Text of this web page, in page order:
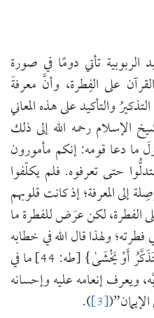
تأتي دومًا في صورة
على الفِطرة، وأنَّ معرفةَ
والتأكيد على هذه المعاني
الإسلام رحمه الله إلى ذلك
ما دعا قومه: إنكم مأمورون
حتى تعرفوه. فلم يكلّفوا
إلى المعرفة؛ إذ كانت قلوبهم
الفطرة، لكن عرَض للفطرة ما
ولهذا قال الله في خطابه
لموسى: {فَقُولَا لَهُ قَوْلًا لَّيِّنًا لَّعَلَّهُ يَتَذَكَّرُ أَوْ يَخْشَىٰ} [طه: 44] ما في
ويعرف إنعامه عليه وإحسانه
[3]
).